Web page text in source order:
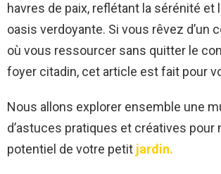
havres de paix, reflétant la sérénité et
oasis verdoyante. Si vous rêvez d’un
où vous ressourcer sans quitter le
foyer citadin, cet article est fait pour
Nous allons explorer ensemble une
d’astuces pratiques et créatives pour
potentiel de votre petit jardin.